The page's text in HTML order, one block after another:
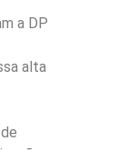
a DP
alta